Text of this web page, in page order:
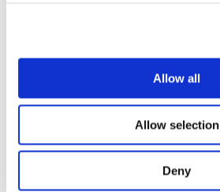
Allow all
Allow selection
Deny